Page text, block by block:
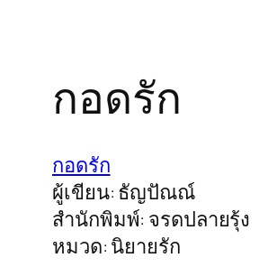
กอดรัก
กอดรัก
ผู้เขียน: ธัญปัณณ์
สำนักพิมพ์: จรดปลายรุ้ง
หมวด: นิยายรัก